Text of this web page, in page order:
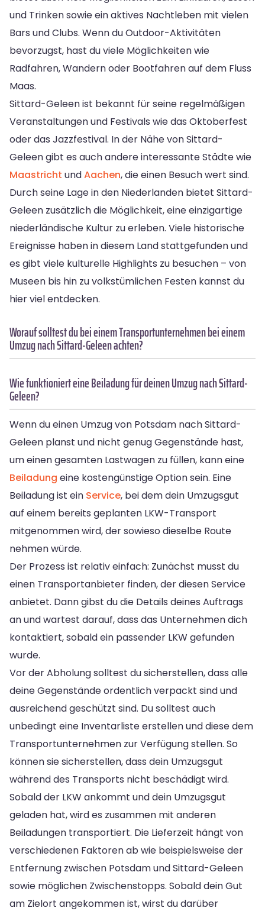
und Trinken sowie ein aktives Nachtleben mit vielen
Bars und Clubs. Wenn du Outdoor-Aktivitäten
bevorzugst, hast du viele Möglichkeiten wie
Radfahren, Wandern oder Bootfahren auf dem Fluss
Maas.
Sittard-Geleen ist bekannt für seine regelmäßigen
Veranstaltungen und Festivals wie das Oktoberfest
oder das Jazzfestival. In der Nähe von Sittard-
Geleen gibt es auch andere interessante Städte wie
Maastricht undAachen, die einen Besuch wert sind.
Durch seine Lage in den Niederlanden bietet Sittard-
Geleen zusätzlich die Möglichkeit, eine einzigartige
niederländische Kultur zu erleben. Viele historische
Ereignisse haben in diesem Land stattgefunden und
es gibt viele kulturelle Highlights zu besuchen – von
Museen bis hin zu volkstümlichen Festen kannst du
hier viel entdecken.
Worauf solltest du bei einem Transportunternehmen bei einem
Umzug nach Sittard-Geleen achten?
Wie funktioniert eine Beiladung für deinen Umzug nach Sittard-
Geleen?
Wenn du einen Umzug von Potsdam nach Sittard-
Geleen planst und nicht genug Gegenstände hast,
um einen gesamten Lastwagen zu füllen, kann eine
Beiladung eine kostengünstige Option sein. Eine
Beiladung ist ein Service, bei dem dein Umzugsgut
auf einem bereits geplanten LKW-Transport
mitgenommen wird, der sowieso dieselbe Route
nehmen würde.
Der Prozess ist relativ einfach: Zunächst musst du
einen Transportanbieter finden, der diesen Service
anbietet. Dann gibst du die Details deines Auftrags
an und wartest darauf, dass das Unternehmen dich
kontaktiert, sobald ein passender LKW gefunden
wurde.
Vor der Abholung solltest du sicherstellen, dass alle
deine Gegenstände ordentlich verpackt sind und
ausreichend geschützt sind. Du solltest auch
unbedingt eine Inventarliste erstellen und diese dem
Transportunternehmen zur Verfügung stellen. So
können sie sicherstellen, dass dein Umzugsgut
während des Transports nicht beschädigt wird.
Sobald der LKW ankommt und dein Umzugsgut
geladen hat, wird es zusammen mit anderen
Beiladungen transportiert. Die Lieferzeit hängt von
verschiedenen Faktoren ab wie beispielsweise der
Entfernung zwischen Potsdam und Sittard-Geleen
sowie möglichen Zwischenstopps. Sobald dein Gut
am Zielort angekommen ist, wirst du darüber